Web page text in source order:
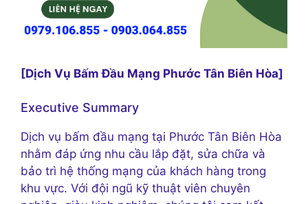
[Dịch Vụ Bấm Đầu Mạng Phước Tân Biên Hòa]
Executive Summary
Dịch vụ bấm đầu mạng tại Phước Tân Biên Hòa
nhằm đáp ứng nhu cầu lắp đặt, sửa chữa và
bảo trì hệ thống mạng của khách hàng trong
khu vực. Với đội ngũ kỹ thuật viên chuyên